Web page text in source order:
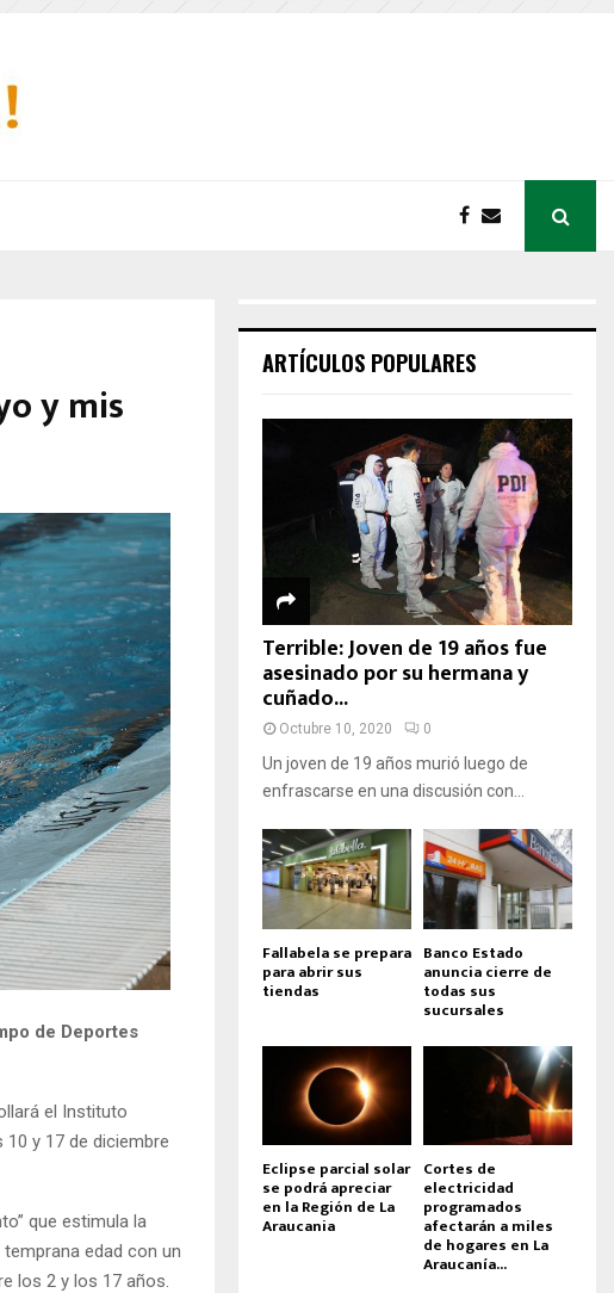
y mis
de Deportes
el Instituto
y 17 de diciembre
que estimula la
edad con un
los 2 y los 17 años.
ARTÍCULOS POPULARES
Terrible: Joven de 19 años fue
asesinado por su hermana y
cuñado...
Octubre 10, 2020 0
Un joven de 19 años murió luego de
enfrascarse en una discusión con...
Fallabela se prepara
para abrir sus
tiendas
Banco Estado
anuncia cierre de
todas sus
sucursales
Eclipse parcial solar
se podrá apreciar
en la Región de La
Araucania
Cortes de
electricidad
programados
afectarán a miles
de hogares en La
Araucanía...